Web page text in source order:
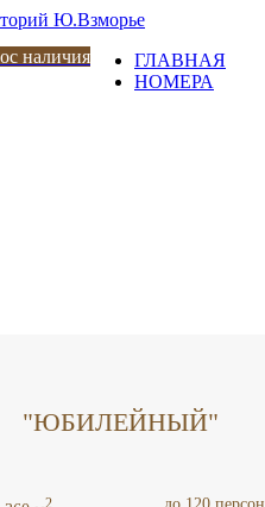
наличия
ГЛАВНАЯ
НОМЕРА
"ЮБИЛЕЙНЫЙ"
2